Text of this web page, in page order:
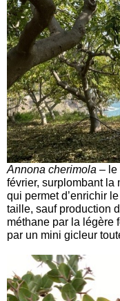
Annona cherimola – le
février, surplombant la
qui permet d’enrichir
taille, sauf production
méthane par la légère
par un mini gicleur